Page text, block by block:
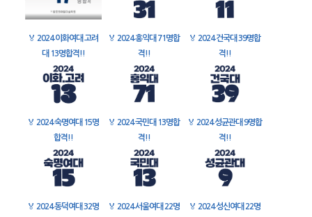
🏅 2024 이화여대 고려
대 13명합격!!
🏅 2024 홍익대 71명합
격!!
🏅 2024 건국대 39명합
격!!
🏅 2024 숙명여대 15명
합격!!
🏅 2024 국민대 13명합
격!!
🏅 2024 성균관대 9명합
격!!
🏅 2024 동덕여대 32명
🏅 2024 서울여대 22명
🏅 2024 성신여대 22명